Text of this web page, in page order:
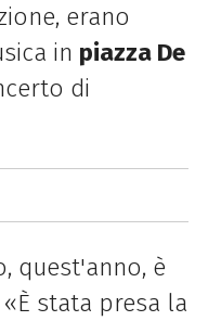
erano
in piazza De
di
quest'anno, è
«È stata presa la